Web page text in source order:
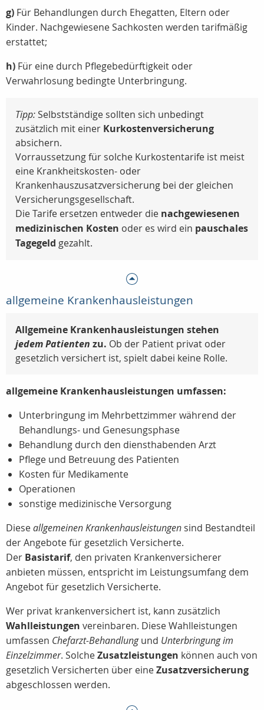
g) Für Behandlungen durch Ehegatten, Eltern oder
Kinder. Nachgewiesene Sachkosten werden tarifmäßig
erstattet;
h) Für eine durch Pflegebedürftigkeit oder
Verwahrlosung bedingte Unterbringung.
Tipp:Selbstständige sollten sich unbedingt
zusätzlich mit einer Kurkostenversicherung
absichern.
Vorraussetzung für solche Kurkostentarife ist meist
eine Krankheitskosten- oder
Krankenhauszusatzversicherung bei der gleichen
Versicherungsgesellschaft.
Die Tarife ersetzen entweder die nachgewiesenen
medizinischen Kosten oder es wird ein pauschales
Tagegeld gezahlt.
allgemeine Krankenhausleistungen
Allgemeine Krankenhausleistungen stehen
jedem Patienten zu. Ob der Patient privat oder
gesetzlich versichert ist, spielt dabei keine Rolle.
allgemeine Krankenhausleistungen umfassen:
Unterbringung im Mehrbettzimmer während der
Behandlungs- und Genesungsphase
Behandlung durch den diensthabenden Arzt
Pflege und Betreuung des Patienten
Kosten für Medikamente
Operationen
sonstige medizinische Versorgung
Dieseallgemeinen Krankenhausleistungen sind Bestandteil
der Angebote für gesetzlich Versicherte.
Der Basistarif, den privaten Krankenversicherer
anbieten müssen, entspricht im Leistungsumfang dem
Angebot für gesetzlich Versicherte.
Wer privat krankenversichert ist, kann zusätzlich
Wahlleistungen vereinbaren. Diese Wahlleistungen
umfassen Chefarzt-Behandlungund Unterbringung im
Einzelzimmer. SolcheZusatzleistungen können auch von
gesetzlich Versicherten über eineZusatzversicherung
abgeschlossen werden.